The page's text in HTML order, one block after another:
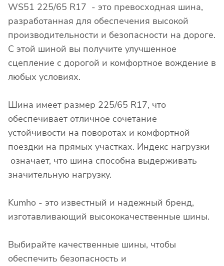
WS51 225/65 R17 - это превосходная шина,
разработанная для обеспечения высокой
производительности и безопасности на дороге.
С этой шиной вы получите улучшенное
сцепление с дорогой и комфортное вождение в
любых условиях.
Шина имеет размер 225/65 R17, что
обеспечивает отличное сочетание
устойчивости на поворотах и комфортной
поездки на прямых участках. Индекс нагрузки
означает, что шина способна выдерживать
значительную нагрузку.
Kumho - это известный и надежный бренд,
изготавливающий высококачественные шины.
Выбирайте качественные шины, чтобы
обеспечить безопасность и